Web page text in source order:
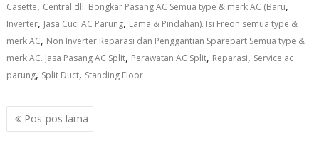
Casette, Central dll. Bongkar Pasang AC Semua type & merk AC (Baru,
Inverter, Jasa Cuci AC Parung, Lama & Pindahan). Isi Freon semua type &
merk AC, Non Inverter Reparasi dan Penggantian Sparepart Semua type &
merk AC. Jasa Pasang AC Split, Perawatan AC Split, Reparasi, Service ac
parung, Split Duct, Standing Floor
Navigasi
pos
Pos-pos lama